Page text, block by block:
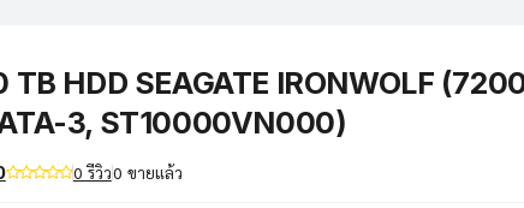
TB HDD SEAGATE IRONWOLF
3, ST10000VN000)
0 รีวิว0 ขายแล้ว